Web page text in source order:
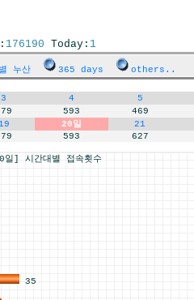
176190 Today: 1
누산 365 days
others..
3 4 5
593 469
20일 21
593 627
간대별 접속횟수
35